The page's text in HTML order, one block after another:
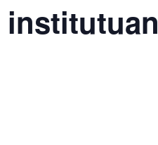
institutuan